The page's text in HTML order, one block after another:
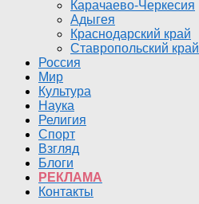
Карачаево-Черкесия
Адыгея
Краснодарский край
Ставропольский край
Россия
Мир
Культура
Наука
Религия
Спорт
Взгляд
Блоги
РЕКЛАМА
Контакты